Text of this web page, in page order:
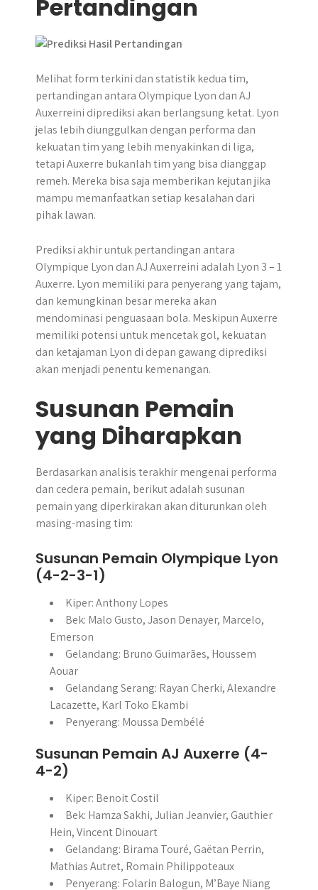
Pertandingan
Melihat form terkini dan statistik kedua tim,
pertandingan antara Olympique Lyon dan AJ
Auxerreini diprediksi akan berlangsung ketat. Lyon
jelas lebih diunggulkan dengan performa dan
kekuatan tim yang lebih menyakinkan di liga,
tetapi Auxerre bukanlah tim yang bisa dianggap
remeh. Mereka bisa saja memberikan kejutan jika
mampu memanfaatkan setiap kesalahan dari
pihak lawan.
Prediksi akhir untuk pertandingan antara
Olympique Lyon dan AJ Auxerreini adalah Lyon 3 – 1
Auxerre. Lyon memiliki para penyerang yang tajam,
dan kemungkinan besar mereka akan
mendominasi penguasaan bola. Meskipun Auxerre
memiliki potensi untuk mencetak gol, kekuatan
dan ketajaman Lyon di depan gawang diprediksi
akan menjadi penentu kemenangan.
Susunan Pemain
yang Diharapkan
Berdasarkan analisis terakhir mengenai performa
dan cedera pemain, berikut adalah susunan
pemain yang diperkirakan akan diturunkan oleh
masing-masing tim:
Susunan Pemain Olympique Lyon
(4-2-3-1)
Kiper: Anthony Lopes
Bek: Malo Gusto, Jason Denayer, Marcelo,
Emerson
Gelandang: Bruno Guimarães, Houssem
Aouar
Gelandang Serang: Rayan Cherki, Alexandre
Lacazette, Karl Toko Ekambi
Penyerang: Moussa Dembélé
Susunan Pemain AJ Auxerre (4-
4-2)
Kiper: Benoit Costil
Bek: Hamza Sakhi, Julian Jeanvier, Gauthier
Hein, Vincent Dinouart
Gelandang: Birama Touré, Gaëtan Perrin,
Mathias Autret, Romain Philippoteaux
Penyerang: Folarin Balogun, M’Baye Niang